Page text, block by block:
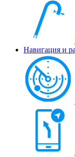
Навигация и